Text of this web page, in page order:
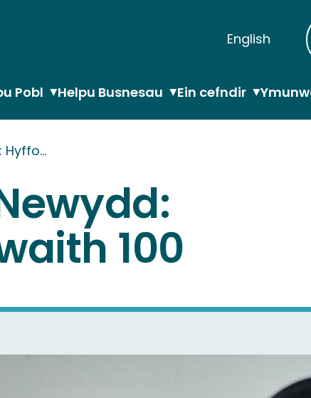
English
Pobl Helpu Busnesau Ein cefndir
Hyffo…
100